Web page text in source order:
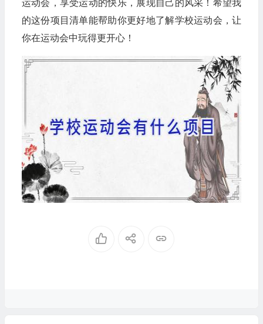
运动会，享受运动的快乐，展现自己的风采！希望我
的这份项目清单能帮助你更好地了解学校运动会，让
你在运动会中玩得更开心！